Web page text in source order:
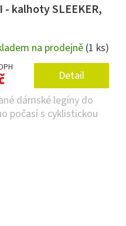
- kalhoty SLEEKER,
na prodejně (1 ks)
Detail
dámské legíny do
počasí s cyklistickou